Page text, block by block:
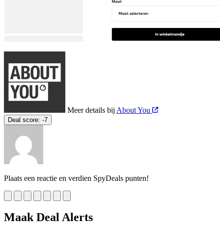
Meer details bij About You
Deal score: -7
Plaats een reactie en verdien SpyDeals punten!
Maak Deal Alerts